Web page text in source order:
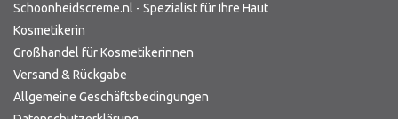
Schoonheidscreme.nl - Spezialist für Ihre Haut
Kosmetikerin
Großhandel für Kosmetikerinnen
Versand & Rückgabe
Allgemeine Geschäftsbedingungen